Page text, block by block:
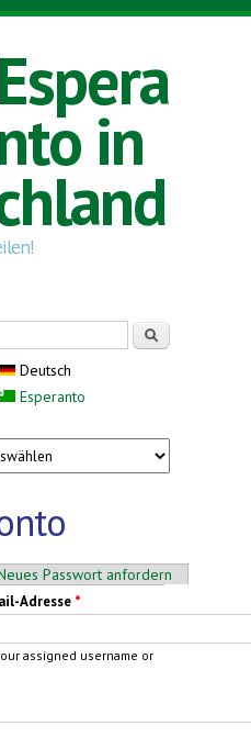
Espera
in
Deutsch
Esperanto
Reiter)Passwort anfordern
Adresse *
assigned username or